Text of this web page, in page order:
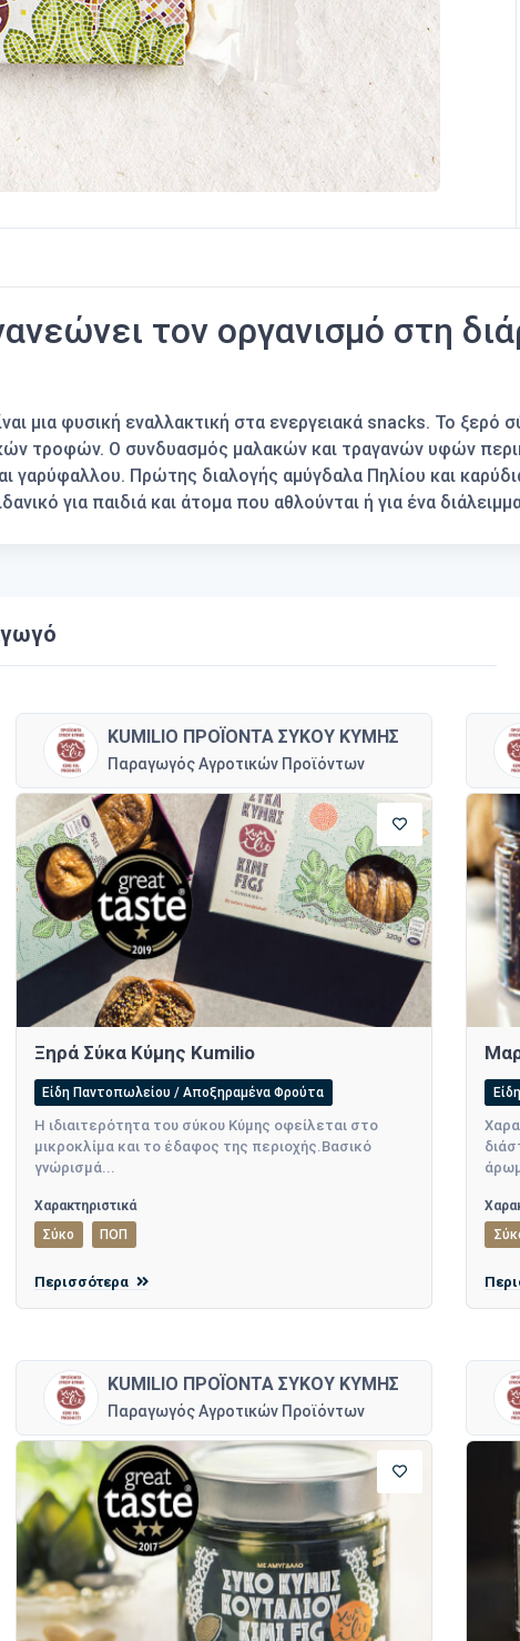
τον οργανισμό στη
μια φυσική εναλλακτική στα ενεργειακά snacks. Το ξερό
τροφών. Ο συνδυασμός μαλακών και τραγανών υφών
γαρύφαλλου. Πρώτης διαλογής αμύγδαλα Πηλίου και
για παιδιά και άτομα που αθλούνται ή για ένα
KUMILIO ΠΡΟΪΟΝΤΑ ΣΥΚΟΥ ΚΥΜΗΣ
Παραγωγός Αγροτικών Προϊόντων
Ξηρά Σύκα Κύμης Kumilio
Είδη Παντοπωλείου / Αποξηραμένα Φρούτα
Η ιδιαιτερότητα του σύκου Κύμης οφείλεται στο
μικροκλίμα και το έδαφος της περιοχής.Βασικό
γνώρισμά...
Χαρακτηριστικά
Σύκο
ΠΟΠ
Περισσότερα
KUMILIO ΠΡΟΪΟΝΤΑ ΣΥΚΟΥ ΚΥΜΗΣ
Παραγωγός Αγροτικών Προϊόντων